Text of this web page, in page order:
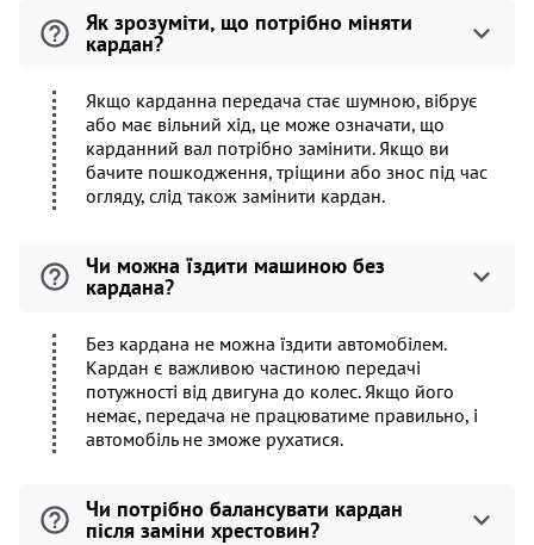
Як зрозуміти, що потрібно міняти
кардан?
Якщо карданна передача стає шумною, вібрує
або має вільний хід, це може означати, що
карданний вал потрібно замінити. Якщо ви
бачите пошкодження, тріщини або знос під час
огляду, слід також замінити кардан.
Чи можна їздити машиною без
кардана?
Без кардана не можна їздити автомобілем.
Кардан є важливою частиною передачі
потужності від двигуна до колес. Якщо його
немає, передача не працюватиме правильно, і
автомобіль не зможе рухатися.
Чи потрібно балансувати кардан
після заміни хрестовин?